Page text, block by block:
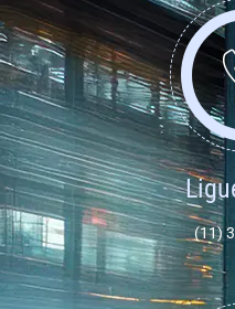
(11)